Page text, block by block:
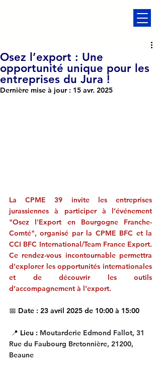
Osez l’export : Une
opportunité unique pour les
entreprises du Jura !
Dernière mise à jour : 15 avr. 2025
La CPME 39 invite les entreprises
jurassiennes à participer à l’événement
"Osez l'Export en Bourgogne Franche-
Comté", organisé par la CPME BFC et la
CCI BFC International/Team France Export.
Ce rendez-vous incontournable permettra
d'explorer les opportunités internationales
et de découvrir les outils
d’accompagnement à l’export.
📅 Date : 23 avril 2025 de 10:00 à 15:00
📍 Lieu : Moutarderie Edmond Fallot, 31
Rue du Faubourg Bretonnière, 21200,
Beaune